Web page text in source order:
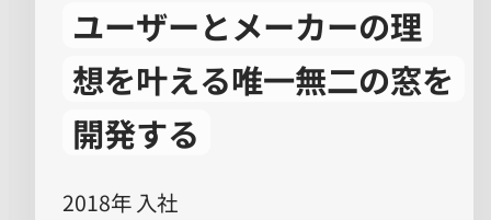
ユーザーとメーカーの理
想を叶える唯一無二の窓を
開発する
2018年 入社